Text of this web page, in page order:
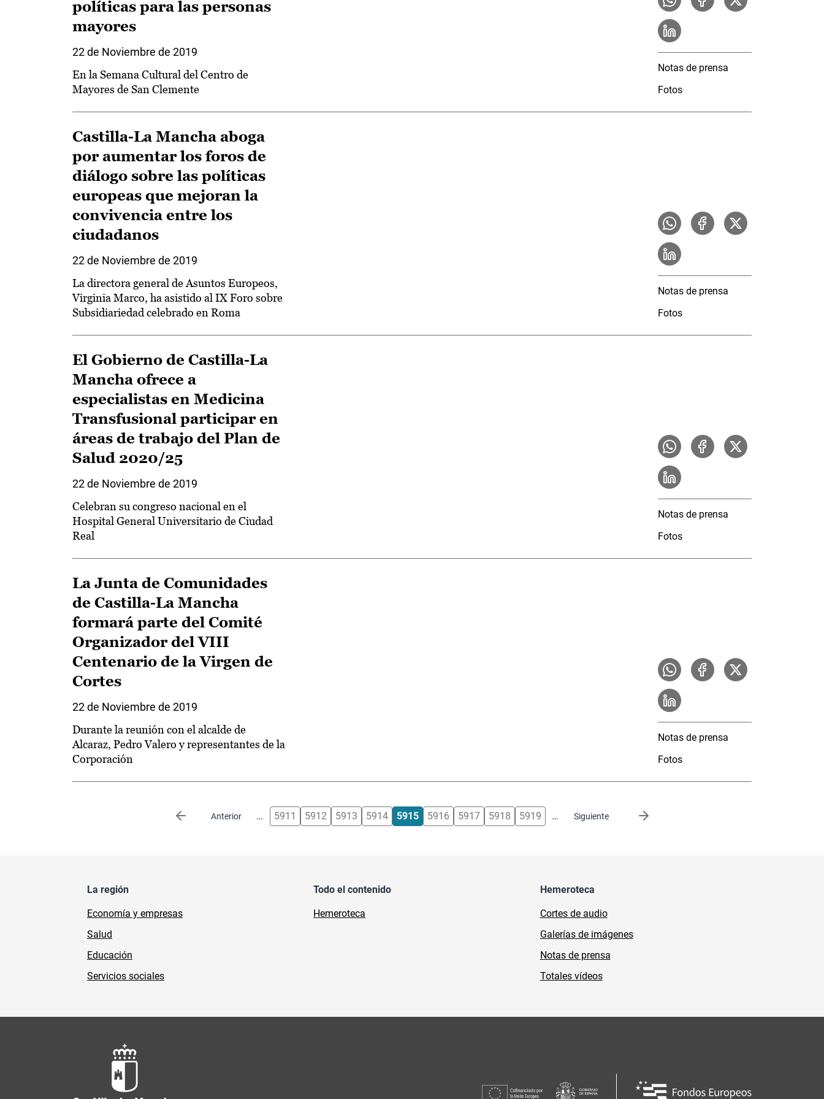
políticas para las personas
mayores
22 de Noviembre de 2019
En la Semana Cultural del Centro de
Mayores de San Clemente
Notas de prensa
Fotos
Castilla-La Mancha aboga
por aumentar los foros de
diálogo sobre las políticas
europeas que mejoran la
convivencia entre los
ciudadanos
22 de Noviembre de 2019
La directora general de Asuntos Europeos,
Virginia Marco, ha asistido al IX Foro sobre
Subsidiariedad celebrado en Roma
Notas de prensa
Fotos
El Gobierno de Castilla-La
Mancha ofrece a
especialistas en Medicina
Transfusional participar en
áreas de trabajo del Plan de
Salud 2020/25
22 de Noviembre de 2019
Celebran su congreso nacional en el
Hospital General Universitario de Ciudad
Real
Notas de prensa
Fotos
La Junta de Comunidades
de Castilla-La Mancha
formará parte del Comité
Organizador del VIII
Centenario de la Virgen de
Cortes
22 de Noviembre de 2019
Durante la reunión con el alcalde de
Alcaraz, Pedro Valero y representantes de la
Corporación
Notas de prensa
Fotos
Anterior
Página anterior … 5911 5912 5913 5914 5915 5916 5917 5918 5919 … Siguiente
Siguiente página
La región
Economía y empresas
Salud
Educación
Servicios sociales
Todo el contenido
Hemeroteca
Hemeroteca
Cortes de audio
Galerías de imágenes
Notas de prensa
Totales vídeos